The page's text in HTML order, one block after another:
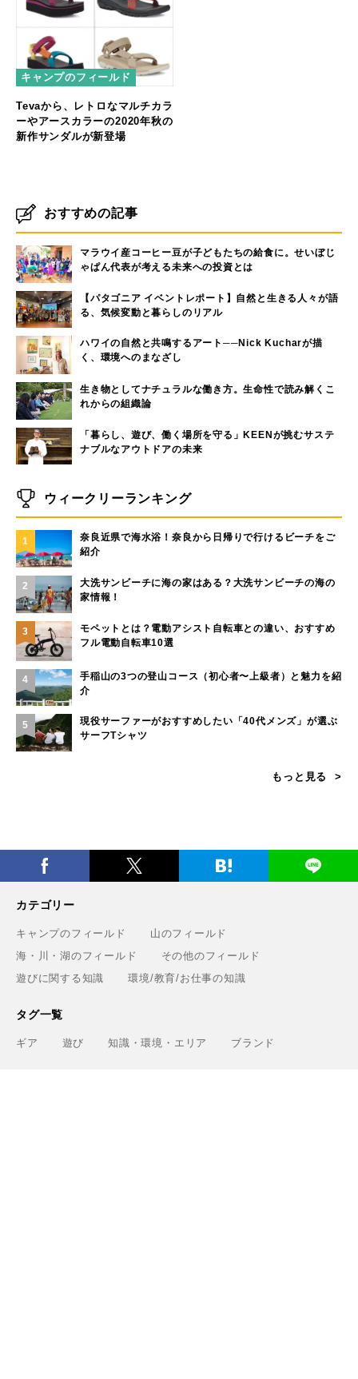
キャンプのフィールド
Tevaから、レトロなマルチカラ
ーやアースカラーの2020年秋の
新作サンダルが新登場
おすすめの記事
マラウイ産コーヒー豆が子どもたちの給食に。せいぼじ
ゃぱん代表が考える未来への投資とは
【パタゴニア イベントレポート】自然と生きる人々が語
る、気候変動と暮らしのリアル
ハワイの自然と共鳴するアート──Nick Kucharが描
く、環境へのまなざし
生き物としてナチュラルな働き方。生命性で読み解くこ
れからの組織論
「暮らし、遊び、働く場所を守る」KEENが挑むサステ
ナブルなアウトドアの未来
ウィークリーランキング
1
奈良近県で海水浴！奈良から日帰りで行けるビーチをご
紹介
2
大洗サンビーチに海の家はある？大洗サンビーチの海の
家情報！
3
モペットとは？電動アシスト自転車との違い、おすすめ
フル電動自転車10選
4
手稲山の3つの登山コース（初心者〜上級者）と魅力を紹
介
5
現役サーファーがおすすめしたい「40代メンズ」が選ぶ
サーフTシャツ
もっと見る
カテゴリー
キャンプのフィールド
山のフィールド
海・川・湖のフィールド
その他のフィールド
遊びに関する知識
環境/教育/お仕事の知識
タグ一覧
ギア 遊び 知識・環境・エリア ブランド